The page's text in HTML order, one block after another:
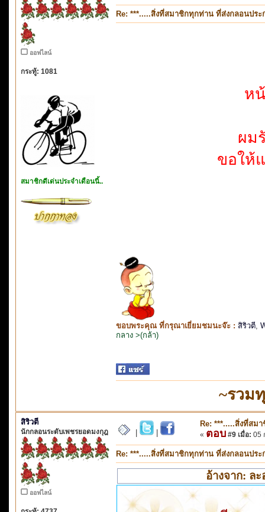
ออฟไลน์
กระทู้: 1081
สมาชิกดีเด่นประจำเดือนนี้..
Re: ***.....สิ่งที่สมาชิกทุกท่าน ที่ส่งกลอนปร
ห
ผม
ขอให้
ขอบพระคุณ ที่กรุณาเยี่ยมชมนะจ๊ะ : สิริวตี
กลาง >(กล้า)
~รวม
สิริวตี
นักกลอนระดับเพชรยอดมงกุฎ
ออฟไลน์
Re: ***.....สิ่งที่สม
« ตอบ #9 เมื่อ: 05
Re: ***.....สิ่งที่สมาชิกทุกท่าน ที่ส่งกลอนปร
อ้างจาก: ล